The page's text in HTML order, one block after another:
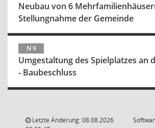
Neubau von 6
Stellungnahme der Gemeinde
N 9
Umgestaltung des Spielplatzes an
- Baubeschluss
Letzte Änderung: 08.08.2026